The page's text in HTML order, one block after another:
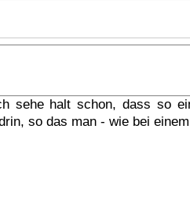
sehe halt schon, dass so
so das man - wie bei